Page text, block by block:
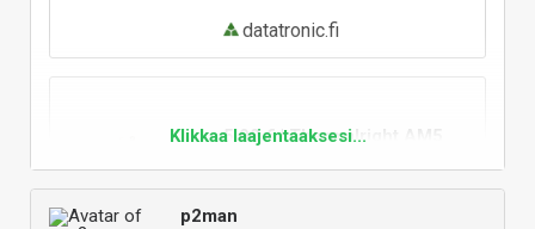
datatronic.fi
5,90 € | Thermalright AM5
jäähdytysjärjestelmän ...
Jäähdytyslaitteiden osat /
Klikkaa laajentaaksesi...
p2man